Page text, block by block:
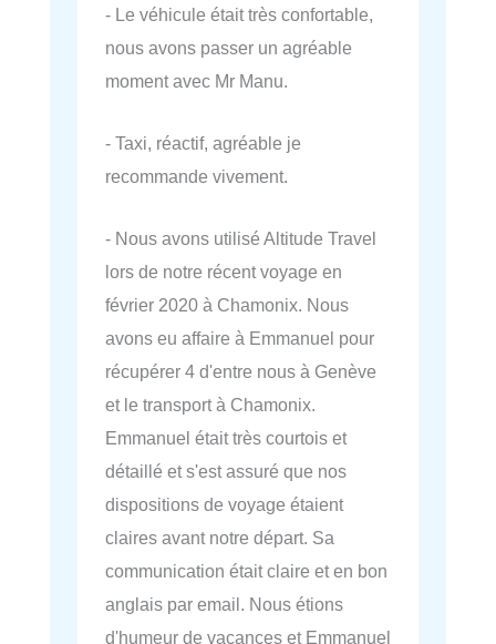
- Le véhicule était très confortable,
nous avons passer un agréable
moment avec Mr Manu.
- Taxi, réactif, agréable je
recommande vivement.
- Nous avons utilisé Altitude Travel
lors de notre récent voyage en
février 2020 à Chamonix. Nous
avons eu affaire à Emmanuel pour
récupérer 4 d'entre nous à Genève
et le transport à Chamonix.
Emmanuel était très courtois et
détaillé et s'est assuré que nos
dispositions de voyage étaient
claires avant notre départ. Sa
communication était claire et en bon
anglais par email. Nous étions
d'humeur de vacances et Emmanuel